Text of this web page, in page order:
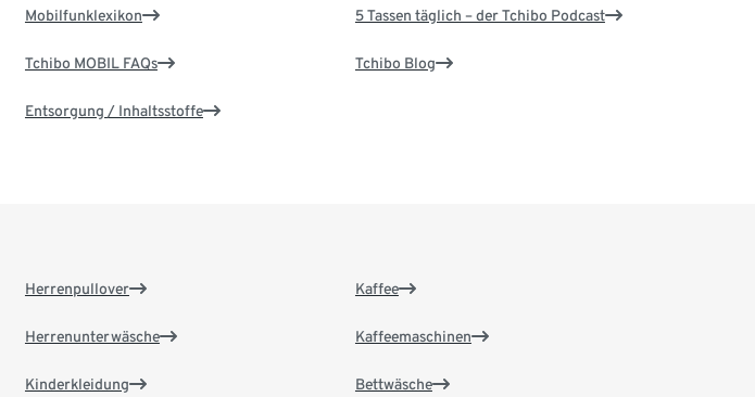
Mobilfunklexikon
Tchibo MOBIL FAQs
Entsorgung / Inhaltsstoffe
5 Tassen täglich – der Tchibo Podcast
Tchibo Blog
Herrenpullover
Herrenunterwäsche
Kinderkleidung
Kaffee
Kaffeemaschinen
Bettwäsche